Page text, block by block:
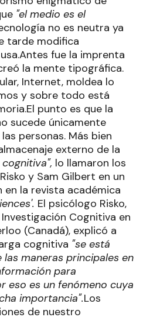
"el medio es el
no es neutra ya
tarde modifica
fue la imprenta
la mente tipográfica.
Internet, moldea lo
y sobre todo está
punto es que la
sucede únicamente
personas. Más bien
externo de la
lo llamaron los
y Sam Gilbert en un
la revista académica
El psicólogo Risko,
Cognitiva en
(Canadá), explicó a
cognitiva "se está
maneras principales en
para
eso es un fenómeno cuya
importancia".Los
de nuestro